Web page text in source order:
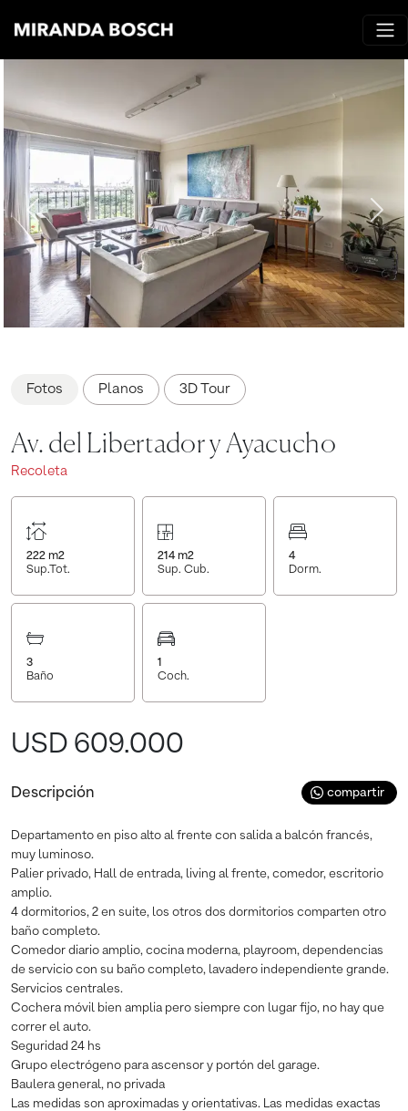
Fotos Planos 3D Tour
Av. del Libertador y Ayacucho
Recoleta
222 m2
Sup.Tot.
214m2
Sup. Cub.
4
Dorm.
3
Baño
1
Coch.
USD 609.000
Descripción compartir
Departamento en piso alto al frente con salida a balcón francés,
muy luminoso.
Palier privado, Hall de entrada, living al frente, comedor, escritorio
amplio.
4 dormitorios, 2 en suite, los otros dos dormitorios comparten otro
baño completo.
Comedor diario amplio, cocina moderna, playroom, dependencias
de servicio con su baño completo, lavadero independiente grande.
Servicios centrales.
Cochera móvil bien amplia pero siempre con lugar fijo, no hay que
correr el auto.
Seguridad 24 hs
Grupo electrógeno para ascensor y portón del garage.
Baulera general, no privada
Las medidas son aproximadas y orientativas. Las medidas exactas